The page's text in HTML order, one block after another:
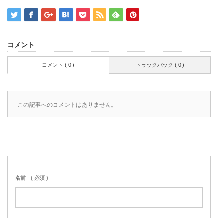
コメント
コメント ( 0 ) トラックバック ( 0 )
この記事へのコメントはありません。
名前 ( 必須 )